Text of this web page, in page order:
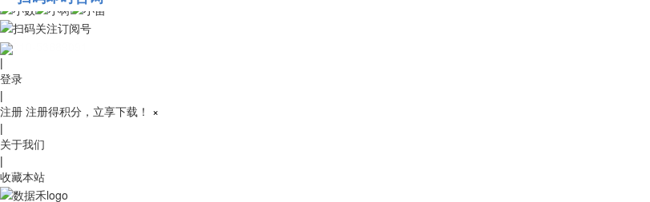
010-53689091
|
登录
|
注册 注册得积分，立享下载！ ×
|
关于我们
|
收藏本站